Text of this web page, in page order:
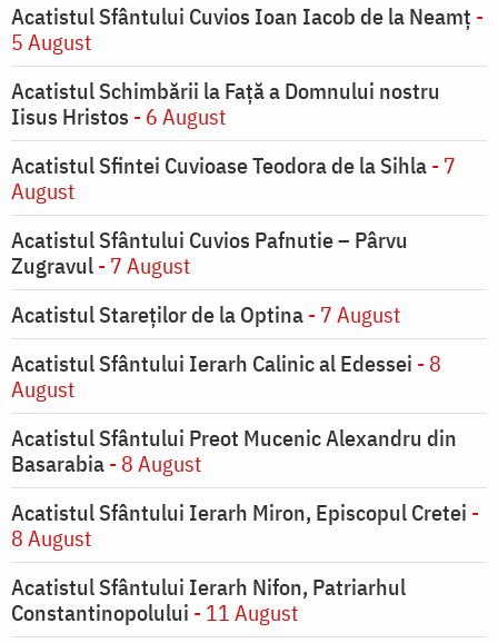
Acatistul Sfântului Cuvios Ioan Iacob de la Neamț -
5 August
Acatistul Schimbării la Faţă a Domnului nostru
Iisus Hristos - 6 August
Acatistul Sfintei Cuvioase Teodora de la Sihla- 7
August
Acatistul Sfântului Cuvios Pafnutie – Pârvu
Zugravul- 7 August
Acatistul Stareţilor de la Optina- 7 August
Acatistul Sfântului Ierarh Calinic al Edessei - 8
August
Acatistul Sfântului Preot Mucenic Alexandru din
Basarabia- 8 August
Acatistul Sfântului Ierarh Miron, Episcopul Cretei -
8 August
Acatistul Sfântului Ierarh Nifon, Patriarhul
Constantinopolului - 11 August